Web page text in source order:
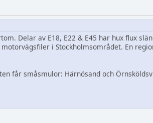
Delar av E18, E22 & E45 har hux flux
i Stockholmsområdet. En
får småsmulor: Härnösand och